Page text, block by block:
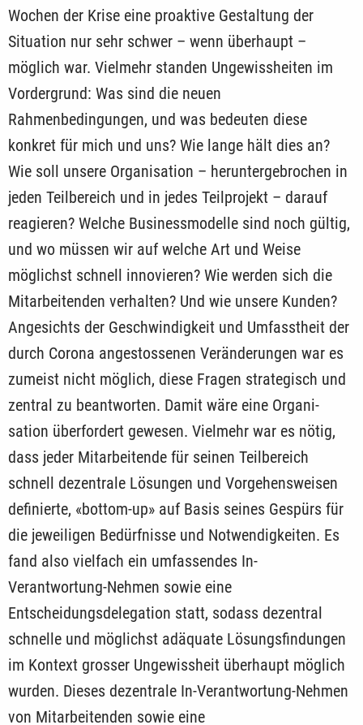
Wochen der Krise eine proaktive Gestaltung der
Situation nur sehr schwer – wenn überhaupt –
möglich war. Vielmehr standen Ungewissheiten im
Vordergrund: Was sind die neuen
Rahmenbedingungen, und was bedeuten diese
konkret für mich und uns? Wie lange hält dies an?
Wie soll unsere Organisation – heruntergebrochen in
jeden Teilbereich und in jedes Teilprojekt – darauf
reagieren? Welche Businessmodelle sind noch gültig,
und wo müssen wir auf welche Art und Weise
möglichst schnell innovieren? Wie werden sich die
Mitarbeitenden verhalten? Und wie unsere Kunden?
Angesichts der Geschwindigkeit und Umfasstheit der
durch Corona angestossenen Veränderungen war es
zumeist nicht möglich, diese Fragen strategisch und
zentral zu beantworten. Damit wäre eine Organi­
sation überfordert gewesen. Vielmehr war es nötig,
dass jeder Mitarbeitende für seinen Teilbereich
schnell dezentrale Lösungen und Vorgehensweisen
definierte, «bottom-up» auf Basis seines Gespürs für
die jeweiligen Bedürfnisse und Notwendigkeiten. Es
fand also vielfach ein umfassendes In-
Verantwortung-Nehmen sowie eine
Entscheidungsdelegation statt, sodass dezentral
schnelle und möglichst adäquate Lösungsfindungen
im Kontext grosser Ungewissheit überhaupt möglich
wurden. Dieses dezentrale In-Verantwortung-Nehmen
von Mitarbeitenden sowie eine